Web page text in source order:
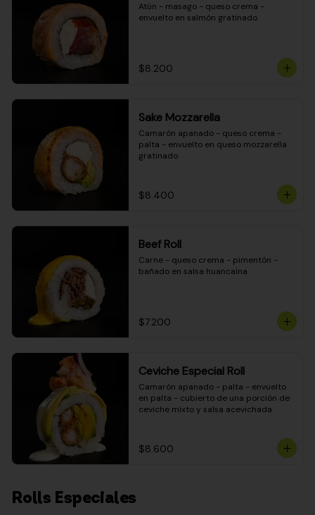
Atún - masago - queso crema -
envuelto en salmón gratinado
$8.200
Sake Mozzarella
Camarón apanado - queso crema -
palta - envuelto en queso mozzarella
gratinado
$8.400
Beef Roll
Carne - queso crema - pimentón -
bañado en salsa huancaína
$7.200
Ceviche Especial Roll
Camarón apanado - palta - envuelto
en palta - cubierto de una porción de
ceviche mixto y salsa acevichada
$8.600
Rolls Especiales